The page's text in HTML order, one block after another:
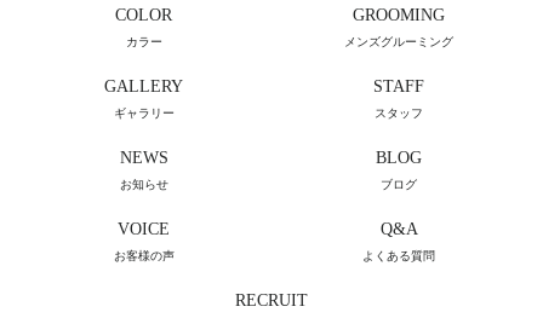
COLOR
カラー
GROOMING
メンズグルーミング
GALLERY
ギャラリー
STAFF
スタッフ
NEWS
お知らせ
BLOG
ブログ
VOICE
お客様の声
Q&A
よくある質問
RECRUIT